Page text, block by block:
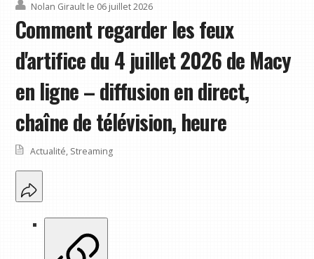
Nolan Girault le 06 juillet 2026
Comment regarder les feux
d'artifice du 4 juillet 2026 de Macy
en ligne – diffusion en direct,
chaîne de télévision, heure
Actualité, Streaming